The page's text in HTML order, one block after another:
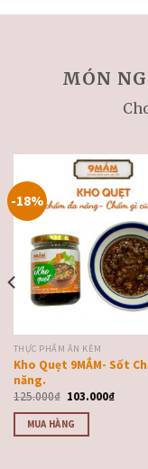
MÓN
-18%
THỰC PHẨM ĂN KÈM
Kho Quẹt 9MẮM- Sốt
năng.
125.000₫ 103.000₫
MUA HÀNG